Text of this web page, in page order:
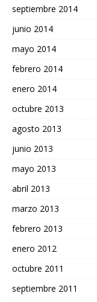
septiembre 2014
junio 2014
mayo 2014
febrero 2014
enero 2014
octubre 2013
agosto 2013
junio 2013
mayo 2013
abril 2013
marzo 2013
febrero 2013
enero 2012
octubre 2011
septiembre 2011